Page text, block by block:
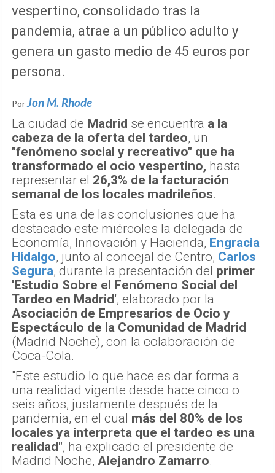
vespertino, consolidado tras la
pandemia, atrae a un público adulto y
genera un gasto medio de 45 euros por
persona.
PorJon M. Rhode
La ciudad de Madrid se encuentra a la
cabeza de la oferta del tardeo, un
"fenómeno social y recreativo" que ha
transformado el ocio vespertino, hasta
representar el 26,3% de la facturación
semanal de los locales madrileños.
Esta es una de las conclusiones que ha
destacado este miércoles la delegada de
Economía, Innovación y Hacienda, Engracia
Hidalgo, junto al concejal de Centro, Carlos
Segura, durante la presentación del primer
'Estudio Sobre el Fenómeno Social del
Tardeo en Madrid', elaborado por la
Asociación de Empresarios de Ocio y
Espectáculo de la Comunidad de Madrid
(Madrid Noche), con la colaboración de
Coca-Cola.
"Este estudio lo que hace es dar forma a
una realidad vigente desde hace cinco o
seis años, justamente después de la
pandemia, en el cual más del 80% de los
locales ya interpreta que el tardeo es una
realidad", ha explicado el presidente de
Madrid Noche, Alejandro Zamarro.